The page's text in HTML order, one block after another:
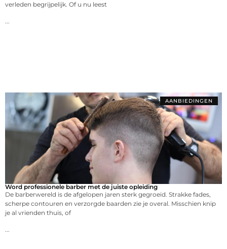
verleden begrijpelijk. Of u nu leest
AANBIEDINGEN
Word professionele barber met de juiste opleiding
De barberwereld is de afgelopen jaren sterk gegroeid. Strakke fades,
scherpe contouren en verzorgde baarden zie je overal. Misschien knip
je al vrienden thuis, of